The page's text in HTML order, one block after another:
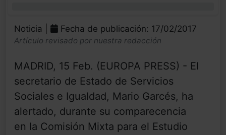
Noticia | Fecha de publicación: 17/02/2017
Artículo revisado por nuestra redacción
MADRID, 15 Feb. (EUROPA PRESS) - El
secretario de Estado de Servicios
Sociales e Igualdad, Mario Garcés, ha
alertado, durante su comparecencia
en la Comisión Mixta para el Estudio